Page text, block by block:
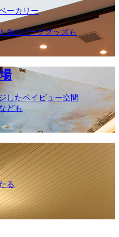
ーカリー
®のパークグッズも
したベイビュー空間
ども
る